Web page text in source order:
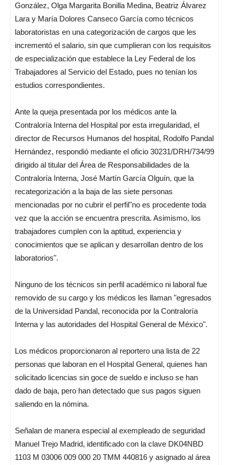
González, Olga Margarita Bonilla Medina, Beatriz Álvarez
Lara y María Dolores Canseco García como técnicos
laboratoristas en una categorización de cargos que les
incrementó el salario, sin que cumplieran con los requisitos
de especialización que establece la Ley Federal de los
Trabajadores al Servicio del Estado, pues no tenían los
estudios correspondientes.
Ante la queja presentada por los médicos ante la
Contraloría Interna del Hospital por esta irregularidad, el
director de Recursos Humanos del hospital, Rodolfo Pandal
Hernández, respondió mediante el oficio 30231/DRH/734/99
dirigido al titular del Área de Responsabilidades de la
Contraloría Interna, José Martín García Olguín, que la
recategorización a la baja de las siete personas
mencionadas por no cubrir el perfil"no es procedente toda
vez que la acción se encuentra prescrita. Asimismo, los
trabajadores cumplen con la aptitud, experiencia y
conocimientos que se aplican y desarrollan dentro de los
laboratorios".
Ninguno de los técnicos sin perfil académico ni laboral fue
removido de su cargo y los médicos les llaman "egresados
de la Universidad Pandal, reconocida por la Contraloría
Interna y las autoridades del Hospital General de México".
Los médicos proporcionaron al reportero una lista de 22
personas que laboran en el Hospital General, quienes han
solicitado licencias sin goce de sueldo e incluso se han
dado de baja, pero han detectado que sus pagos siguen
saliendo en la nómina.
Señalan de manera especial al exempleado de seguridad
Manuel Trejo Madrid, identificado con la clave DK04NBD
1103 M 03006 009 000 20 TMM 440816 y asignado al área